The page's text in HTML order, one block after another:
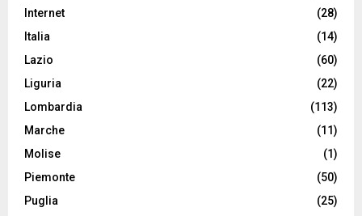
Internet
(28)
Italia
(14)
Lazio
(60)
Liguria
(22)
Lombardia
(113)
Marche
(11)
Molise
(1)
Piemonte
(50)
Puglia
(25)